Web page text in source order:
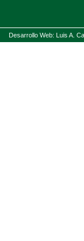
Desarrollo Web: Luis